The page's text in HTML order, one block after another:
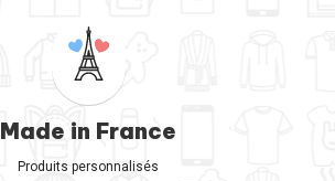
Made in France
Produits personnalisés